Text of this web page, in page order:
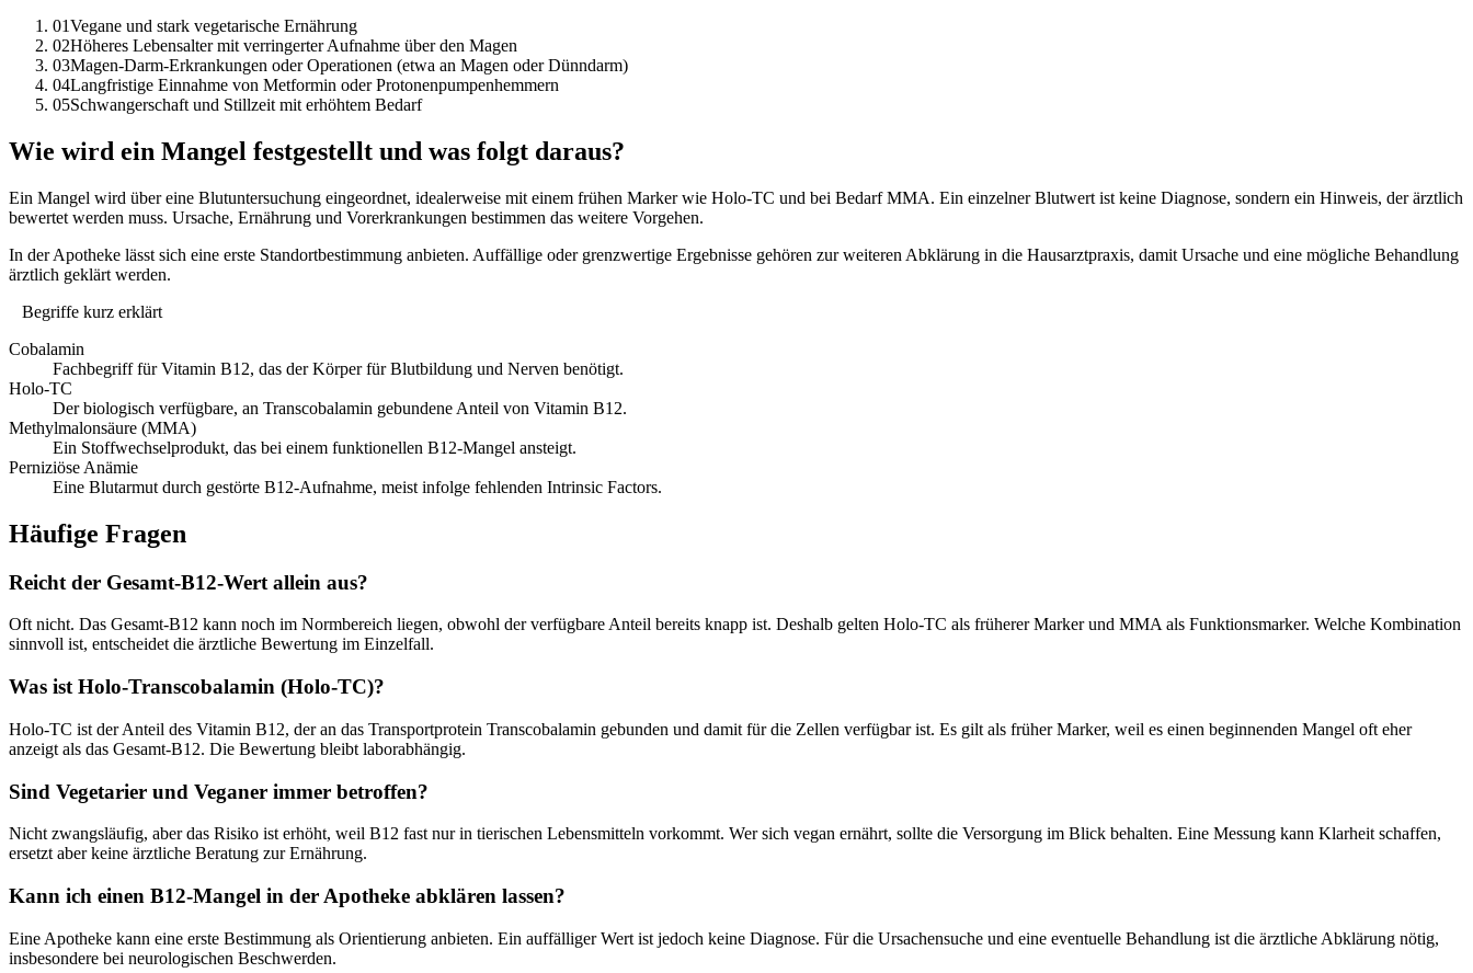
01Vegane und stark vegetarische Ernährung
02Höheres Lebensalter mit verringerter Aufnahme über den Magen
03Magen-Darm-Erkrankungen oder Operationen (etwa an Magen oder Dünndarm)
04Langfristige Einnahme von Metformin oder Protonenpumpenhemmern
05Schwangerschaft und Stillzeit mit erhöhtem Bedarf
Wie wird ein Mangel festgestellt und was folgt daraus?
Ein Mangel wird über eine Blutuntersuchung eingeordnet, idealerweise mit einem frühen Marker wie Holo-TC und bei Bedarf MMA. Ein einzelner Blutwert ist keine Diagnose, sondern ein Hinweis, der ärztlich
bewertet werden muss. Ursache, Ernährung und Vorerkrankungen bestimmen das weitere Vorgehen.
In der Apotheke lässt sich eine erste Standortbestimmung anbieten. Auffällige oder grenzwertige Ergebnisse gehören zur weiteren Abklärung in die Hausarztpraxis, damit Ursache und eine mögliche Behandlung
ärztlich geklärt werden.
Begriffe kurz erklärt
Cobalamin
Fachbegriff für Vitamin B12, das der Körper für Blutbildung und Nerven benötigt.
Holo-TC
Der biologisch verfügbare, an Transcobalamin gebundene Anteil von Vitamin B12.
Methylmalonsäure (MMA)
Ein Stoffwechselprodukt, das bei einem funktionellen B12-Mangel ansteigt.
Perniziöse Anämie
Eine Blutarmut durch gestörte B12-Aufnahme, meist infolge fehlenden Intrinsic Factors.
Häufige Fragen
Reicht der Gesamt-B12-Wert allein aus?
Oft nicht. Das Gesamt-B12 kann noch im Normbereich liegen, obwohl der verfügbare Anteil bereits knapp ist. Deshalb gelten Holo-TC als früherer Marker und MMA als Funktionsmarker. Welche Kombination
sinnvoll ist, entscheidet die ärztliche Bewertung im Einzelfall.
Was ist Holo-Transcobalamin (Holo-TC)?
Holo-TC ist der Anteil des Vitamin B12, der an das Transportprotein Transcobalamin gebunden und damit für die Zellen verfügbar ist. Es gilt als früher Marker, weil es einen beginnenden Mangel oft eher
anzeigt als das Gesamt-B12. Die Bewertung bleibt laborabhängig.
Sind Vegetarier und Veganer immer betroffen?
Nicht zwangsläufig, aber das Risiko ist erhöht, weil B12 fast nur in tierischen Lebensmitteln vorkommt. Wer sich vegan ernährt, sollte die Versorgung im Blick behalten. Eine Messung kann Klarheit schaffen,
ersetzt aber keine ärztliche Beratung zur Ernährung.
Kann ich einen B12-Mangel in der Apotheke abklären lassen?
Eine Apotheke kann eine erste Bestimmung als Orientierung anbieten. Ein auffälliger Wert ist jedoch keine Diagnose. Für die Ursachensuche und eine eventuelle Behandlung ist die ärztliche Abklärung nötig,
insbesondere bei neurologischen Beschwerden.